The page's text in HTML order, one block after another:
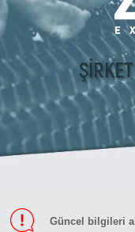
Güncel bilgileri